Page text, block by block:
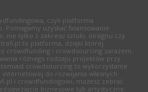
czyli platforma
Pomagamy uzyskać finansowanie
nie tylko z zakresu sztuki, designu czy
to platforma, dzięki której
crowdfunding i crowdsourcing zarazem.
różnego rodzaju projektów przy
crowdsourcing to wykorzystanie
internetowej do rozwijania własnych
i crowdfundingowi, możesz zebrać
biznesowe lub artystyczne.